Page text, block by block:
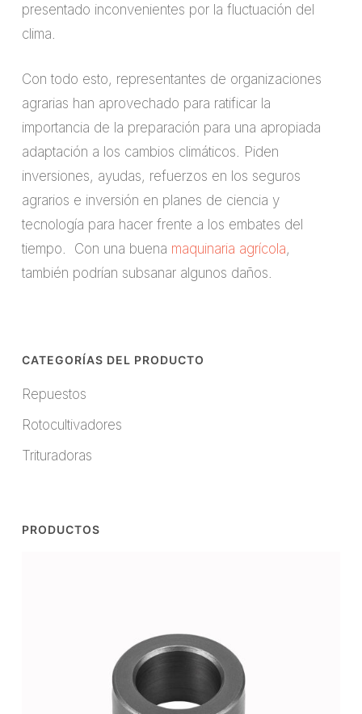
presentado inconvenientes por la fluctuación del
clima.
Con todo esto, representantes de organizaciones
agrarias han aprovechado para ratificar la
importancia de la preparación para una apropiada
adaptación a los cambios climáticos. Piden
inversiones, ayudas, refuerzos en los seguros
agrarios e inversión en planes de ciencia y
tecnología para hacer frente a los embates del
tiempo. Con una buena maquinaria agrícola,
también podrían subsanar algunos daños.
CATEGORÍAS DEL PRODUCTO
Repuestos
Rotocultivadores
Trituradoras
PRODUCTOS